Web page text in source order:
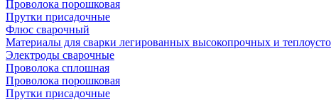
Проволока порошковая
Прутки присадочные
Флюс сварочный
Материалы для сварки легированных высокопрочных и
Электроды сварочные
Проволока сплошная
Проволока порошковая
Прутки присадочные